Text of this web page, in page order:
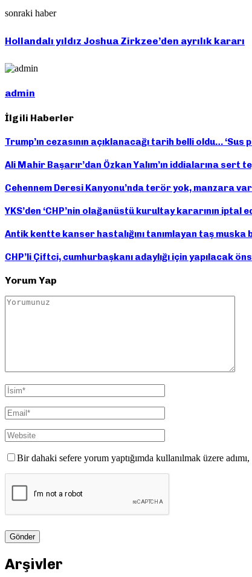
sonraki haber
Hollandalı yıldız Joshua Zirkzee’den ayrılık kararı
admin
İlgili Haberler
Trump’ın cezasının açıklanacağı tarih belli oldu… ‘Sus
Ali Mahir Başarır’dan Özkan Yalım’ın iddialarına sert
Cehennem Deresi Kanyonu’nda terör yok, manzara
YKS’den ‘CHP’nin olağanüstü kurultay kararının iptal
Antik kentte kanser hastalığını tanımlayan taş muska
CHP’li Çiftci, cumhurbaşkanı adaylığı için yapılacak
Yorum Yap
Bir dahaki sefere yorum yaptığımda kullanılmak üzere
Arşivler